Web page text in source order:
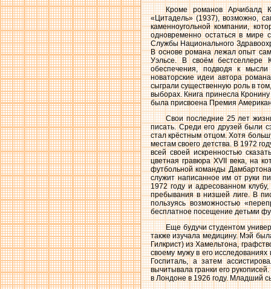
Кроме романов Арчибалд
«Цитадель» (1937), возможно,
каменноугольной компании,
одновременно остаться в мире
Службы Национального
В основе романа лежал опыт
Уэльсе. В своём бестселлере
обеспечения, подводя к
новаторские идеи автора
сыграли существенную роль в
выборах. Книга принесла
была присвоена Премия
Свои последние 25 лет
писать. Среди его друзей были
стал крёстным отцом. Хотя
местам своего детства. В 1972
всей своей искренностью
цветная гравюра XVII века, на
футбольной команды
служит написанное им от руки
1972 году и адресованном
пребывания в низшей лиге. В
пользуясь возможностью
бесплатное посещение детьми
Еще будучи студентом
также изучала медицину. Мэй
Гилкрист) из Хамельтона,
своему мужу в его
Госпиталь, а затем
вычитывала гранки его
в Лондоне в 1926 году. Младший